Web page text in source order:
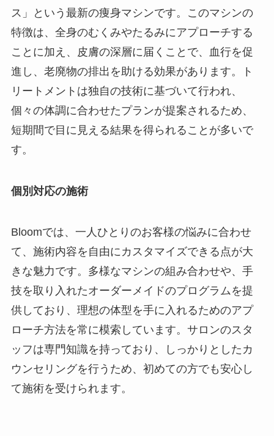
ス」という最新の痩身マシンです。このマシンの
特徴は、全身のむくみやたるみにアプローチする
ことに加え、皮膚の深層に届くことで、血行を促
進し、老廃物の排出を助ける効果があります。ト
リートメントは独自の技術に基づいて行われ、
個々の体調に合わせたプランが提案されるため、
短期間で目に見える結果を得られることが多いで
す。
個別対応の施術
Bloomでは、一人ひとりのお客様の悩みに合わせ
て、施術内容を自由にカスタマイズできる点が大
きな魅力です。多様なマシンの組み合わせや、手
技を取り入れたオーダーメイドのプログラムを提
供しており、理想の体型を手に入れるためのアプ
ローチ方法を常に模索しています。サロンのスタ
ッフは専門知識を持っており、しっかりとしたカ
ウンセリングを行うため、初めての方でも安心し
て施術を受けられます。